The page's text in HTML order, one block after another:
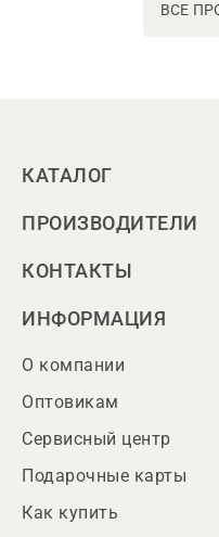
ВСЕ
КАТАЛОГ
ПРОИЗВОДИТЕЛИ
КОНТАКТЫ
ИНФОРМАЦИЯ
О компании
Оптовикам
Сервисный центр
Подарочные карты
Как купить